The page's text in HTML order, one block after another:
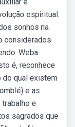
espiritual.
sonhos na
considerados
Weba
é, reconhece
do qual existem
e as
e
sagrados que